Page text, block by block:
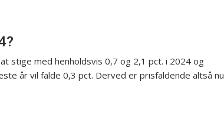
stige med henholdsvis 0,7 og 2,1 pct. i 2024 og
år vil falde 0,3 pct. Derved er prisfaldende altså nu